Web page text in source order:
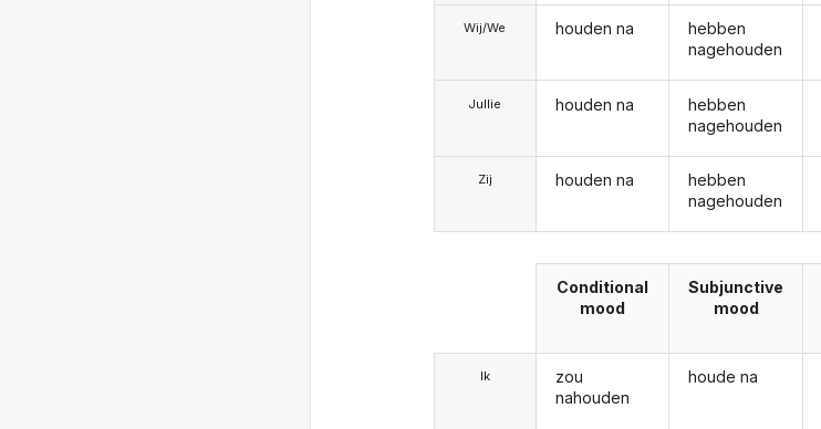
Wij/We
Jullie
Zij
houden na
houden na
houden na
hebben
nagehouden
hebben
nagehouden
hebben
nagehouden
Ik
Conditional
mood
zou
nahouden
Subjunctive
mood
houde na